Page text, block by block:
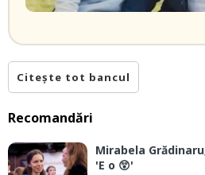
Citește tot bancul
Recomandări
Mirabela
'E o 😲'